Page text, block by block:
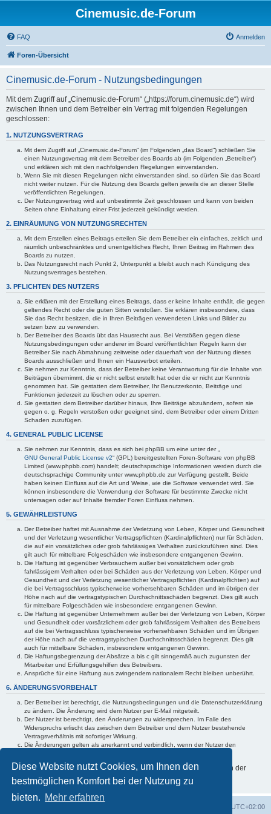
Diese Website nutzt Cookies, um Ihnen den
bestmöglichen Komfort bei der Nutzung zu
bieten. Mehr erfahren
Cinemusic.de-Forum
FAQ Anmelden
Foren-Übersicht
Cinemusic.de-Forum - Nutzungsbedingungen
Mit dem Zugriff auf „Cinemusic.de-Forum“ („https://forum.cinemusic.de“) wird
zwischen Ihnen und dem Betreiber ein Vertrag mit folgenden Regelungen
geschlossen:
1. NUTZUNGSVERTRAG
Mit dem Zugriff auf „Cinemusic.de-Forum“ (im Folgenden „das Board“) schließen Sie
einen Nutzungsvertrag mit dem Betreiber des Boards ab (im Folgenden „Betreiber“)
und erklären sich mit den nachfolgenden Regelungen einverstanden.
Wenn Sie mit diesen Regelungen nicht einverstanden sind, so dürfen Sie das Board
nicht weiter nutzen. Für die Nutzung des Boards gelten jeweils die an dieser Stelle
veröffentlichten Regelungen.
Der Nutzungsvertrag wird auf unbestimmte Zeit geschlossen und kann von beiden
Seiten ohne Einhaltung einer Frist jederzeit gekündigt werden.
2. EINRÄUMUNG VON NUTZUNGSRECHTEN
Mit dem Erstellen eines Beitrags erteilen Sie dem Betreiber ein einfaches, zeitlich und
räumlich unbeschränktes und unentgeltliches Recht, Ihren Beitrag im Rahmen des
Boards zu nutzen.
Das Nutzungsrecht nach Punkt 2, Unterpunkt a bleibt auch nach Kündigung des
Nutzungsvertrages bestehen.
3. PFLICHTEN DES NUTZERS
Sie erklären mit der Erstellung eines Beitrags, dass er keine Inhalte enthält, die gegen
geltendes Recht oder die guten Sitten verstoßen. Sie erklären insbesondere, dass
Sie das Recht besitzen, die in Ihren Beiträgen verwendeten Links und Bilder zu
setzen bzw. zu verwenden.
Der Betreiber des Boards übt das Hausrecht aus. Bei Verstößen gegen diese
Nutzungsbedingungen oder anderer im Board veröffentlichten Regeln kann der
Betreiber Sie nach Abmahnung zeitweise oder dauerhaft von der Nutzung dieses
Boards ausschließen und Ihnen ein Hausverbot erteilen.
Sie nehmen zur Kenntnis, dass der Betreiber keine Verantwortung für die Inhalte von
Beiträgen übernimmt, die er nicht selbst erstellt hat oder die er nicht zur Kenntnis
genommen hat. Sie gestatten dem Betreiber, Ihr Benutzerkonto, Beiträge und
Funktionen jederzeit zu löschen oder zu sperren.
Sie gestatten dem Betreiber darüber hinaus, Ihre Beiträge abzuändern, sofern sie
gegen o. g. Regeln verstoßen oder geeignet sind, dem Betreiber oder einem Dritten
Schaden zuzufügen.
4. GENERAL PUBLIC LICENSE
Sie nehmen zur Kenntnis, dass es sich bei phpBB um eine unter der „
GNU General Public License v2“ (GPL) bereitgestellten Foren-Software von phpBB
Limited (www.phpbb.com) handelt; deutschsprachige Informationen werden durch die
deutschsprachige Community unter www.phpbb.de zur Verfügung gestellt. Beide
haben keinen Einfluss auf die Art und Weise, wie die Software verwendet wird. Sie
können insbesondere die Verwendung der Software für bestimmte Zwecke nicht
untersagen oder auf Inhalte fremder Foren Einfluss nehmen.
5. GEWÄHRLEISTUNG
Der Betreiber haftet mit Ausnahme der Verletzung von Leben, Körper und Gesundheit
und der Verletzung wesentlicher Vertragspflichten (Kardinalpflichten) nur für Schäden,
die auf ein vorsätzliches oder grob fahrlässiges Verhalten zurückzuführen sind. Dies
gilt auch für mittelbare Folgeschäden wie insbesondere entgangenen Gewinn.
Die Haftung ist gegenüber Verbrauchern außer bei vorsätzlichem oder grob
fahrlässigem Verhalten oder bei Schäden aus der Verletzung von Leben, Körper und
Gesundheit und der Verletzung wesentlicher Vertragspflichten (Kardinalpflichten) auf
die bei Vertragsschluss typischerweise vorhersehbaren Schäden und im übrigen der
Höhe nach auf die vertragstypischen Durchschnittsschäden begrenzt. Dies gilt auch
für mittelbare Folgeschäden wie insbesondere entgangenen Gewinn.
Die Haftung ist gegenüber Unternehmern außer bei der Verletzung von Leben, Körper
und Gesundheit oder vorsätzlichem oder grob fahrlässigem Verhalten des Betreibers
auf die bei Vertragsschluss typischerweise vorhersehbaren Schäden und im Übrigen
der Höhe nach auf die vertragstypischen Durchschnittsschäden begrenzt. Dies gilt
auch für mittelbare Schäden, insbesondere entgangenen Gewinn.
Die Haftungsbegrenzung der Absätze a bis c gilt sinngemäß auch zugunsten der
Mitarbeiter und Erfüllungsgehilfen des Betreibers.
Ansprüche für eine Haftung aus zwingendem nationalem Recht bleiben unberührt.
6. ÄNDERUNGSVORBEHALT
Der Betreiber ist berechtigt, die Nutzungsbedingungen und die Datenschutzerklärung
zu ändern. Die Änderung wird dem Nutzer per E-Mail mitgeteilt.
Der Nutzer ist berechtigt, den Änderungen zu widersprechen. Im Falle des
Widerspruchs erlischt das zwischen dem Betreiber und dem Nutzer bestehende
Vertragsverhältnis mit sofortiger Wirkung.
Die Änderungen gelten als anerkannt und verbindlich, wenn der Nutzer den
Informationen über den Umgang mit Ihren persönlichen Daten sind in der
Datenschutzerklärung enthalten.
UTC+02:00